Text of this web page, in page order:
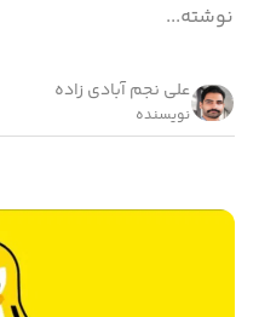
نوشته‌...
علی نجم آبادی زاده
نویسنده